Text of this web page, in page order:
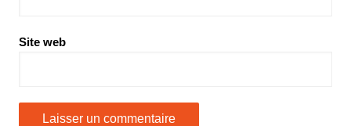
Site web